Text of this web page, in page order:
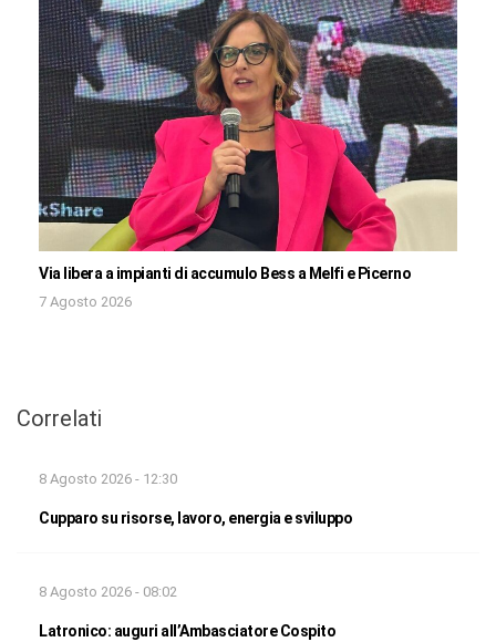
Via libera a impianti di accumulo Bess a Melfi e Picerno
7 Agosto 2026
Correlati
8 Agosto 2026 - 12:30
Cupparo su risorse, lavoro, energia e sviluppo
8 Agosto 2026 - 08:02
Latronico: auguri all’Ambasciatore Cospito